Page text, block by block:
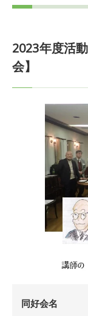
2023年度活
会】
同好会名